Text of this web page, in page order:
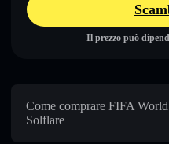
Il prezzo può
Come comprare FIFA
Solflare